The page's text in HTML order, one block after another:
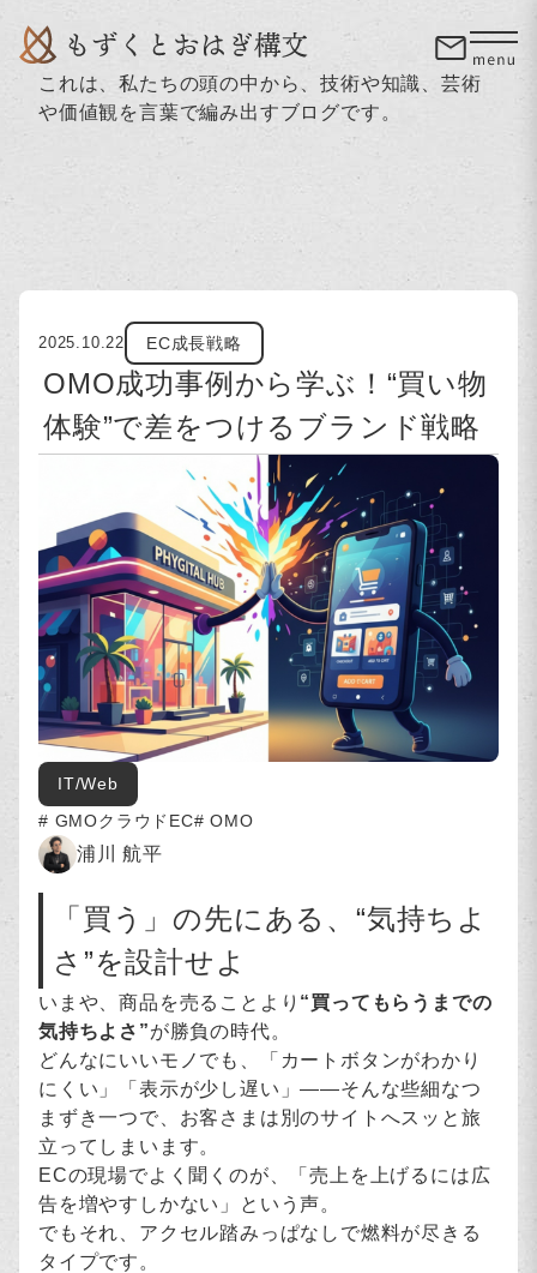
これは、私たちの頭の中から、技術や知識、芸術
や価値観を言葉で編み出すブログです。
2025.10.22 EC成長戦略
OMO成功事例から学ぶ！“買い物
体験”で差をつけるブランド戦略
IT/Web
GMOクラウドEC
OMO
浦川 航平
「買う」の先にある、“気持ちよ
さ”を設計せよ
いまや、商品を売ることより “買ってもらうまでの
気持ちよさ”が勝負の時代。
どんなにいいモノでも、「カートボタンがわかり
にくい」「表示が少し遅い」――そんな些細なつ
まずき一つで、お客さまは別のサイトへスッと旅
立ってしまいます。
ECの現場でよく聞くのが、「売上を上げるには広
告を増やすしかない」という声。
でもそれ、アクセル踏みっぱなしで燃料が尽きる
タイプです。